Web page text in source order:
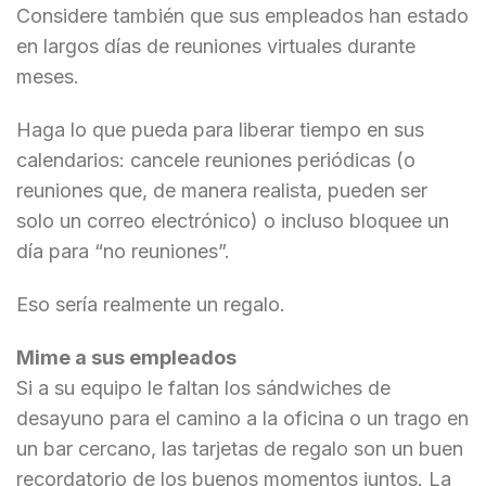
Considere también que sus empleados han estado
en largos días de reuniones virtuales durante
meses.
Haga lo que pueda para liberar tiempo en sus
calendarios: cancele reuniones periódicas (o
reuniones que, de manera realista, pueden ser
solo un correo electrónico) o incluso bloquee un
día para “no reuniones”.
Eso sería realmente un regalo.
Mime a sus empleados
Si a su equipo le faltan los sándwiches de
desayuno para el camino a la oficina o un trago en
un bar cercano, las tarjetas de regalo son un buen
recordatorio de los buenos momentos juntos. La